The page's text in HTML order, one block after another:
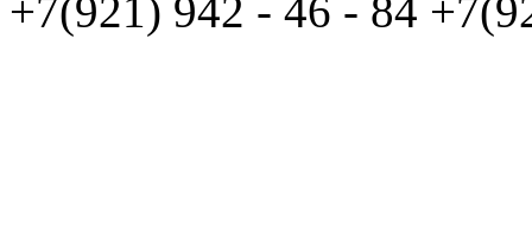
+7(921) 942 - 46 - 84